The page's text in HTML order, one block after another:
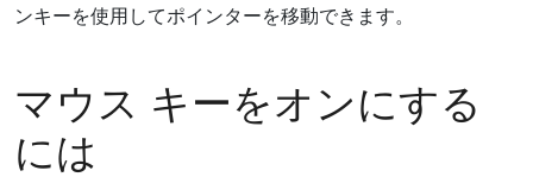
ンキーを使用してポインターを移動できます。
マウス キーをオンにする
には